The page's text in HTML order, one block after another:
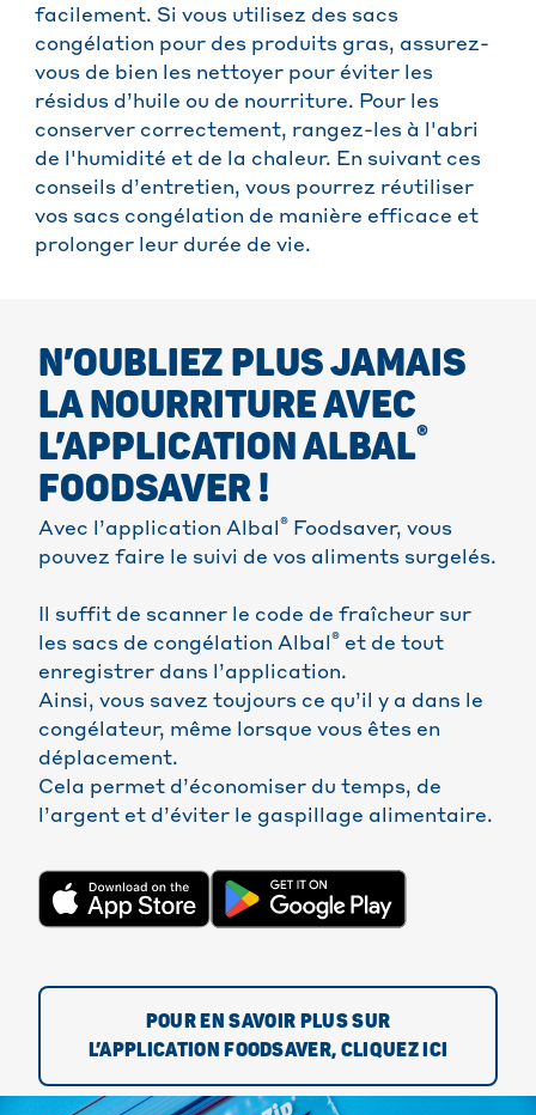
facilement. Si vous utilisez des sacs
congélation pour des produits gras, assurez-
vous de bien les nettoyer pour éviter les
résidus d’huile ou de nourriture. Pour les
conserver correctement, rangez-les à l'abri
de l'humidité et de la chaleur. En suivant ces
conseils d’entretien, vous pourrez réutiliser
vos sacs congélation de manière efficace et
prolonger leur durée de vie.
N’OUBLIEZ PLUS JAMAIS
LA NOURRITURE AVEC
L’APPLICATION ALBAL®
FOODSAVER !
Avec l’application Albal® Foodsaver, vous
pouvez faire le suivi de vos aliments surgelés.
Il suffit de scanner le code de fraîcheur sur
les sacs de congélation Albal® et de tout
enregistrer dans l’application.
Ainsi, vous savez toujours ce qu’il y a dans le
congélateur, même lorsque vous êtes en
déplacement.
Cela permet d’économiser du temps, de
l’argent et d’éviter le gaspillage alimentaire.
POUR EN SAVOIR PLUS SUR
L’APPLICATION FOODSAVER, CLIQUEZ ICI